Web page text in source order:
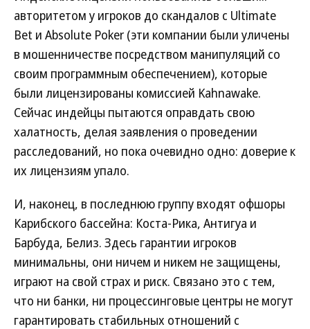
авторитетом у игроков до скандалов с Ultimate
Bet и Absolute Poker (эти компании были уличены
в мошенничестве посредством манипуляций со
своим программным обеспечением), которые
были лицензированы комиссией Kahnawake.
Сейчас индейцы пытаются оправдать свою
халатность, делая заявления о проведении
расследований, но пока очевидно одно: доверие к
их лицензиям упало.
И, наконец, в последнюю группу входят офшоры
Карибского бассейна: Коста-Рика, Антигуа и
Барбуда, Белиз. Здесь гарантии игроков
минимальны, они ничем и никем не защищены,
играют на свой страх и риск. Связано это с тем,
что ни банки, ни процессинговые центры не могут
гарантировать стабильных отношений с